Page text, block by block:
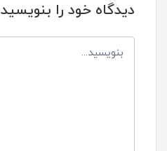
دیدگاه خود را بنویسید